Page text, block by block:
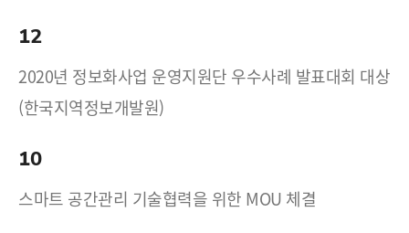
12
2020년 정보화사업 운영지원단 우수사례 발표대회 대상
(한국지역정보개발원)
10
스마트 공간관리 기술협력을 위한 MOU 체결